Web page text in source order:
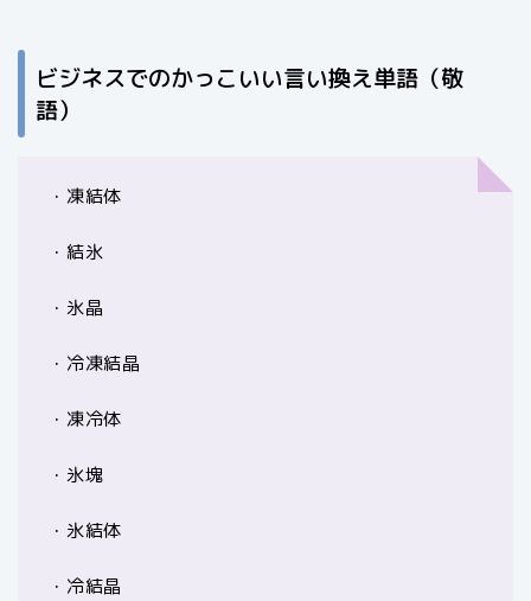
ビジネスでのかっこいい言い換え単語（敬
語）
・凍結体
・結氷
・氷晶
・冷凍結晶
・凍冷体
・氷塊
・氷結体
・冷結晶